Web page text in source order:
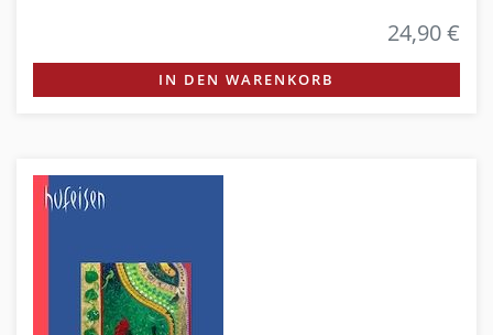
24,90 €
IN DEN WARENKORB